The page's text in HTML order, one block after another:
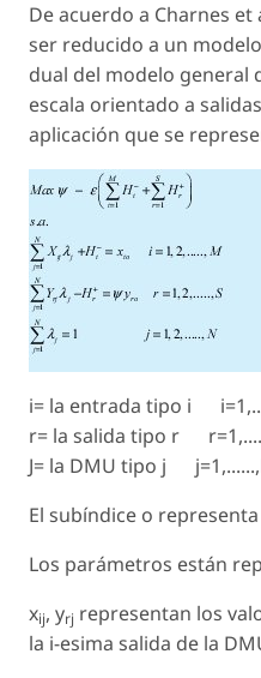
De acuerdo a Charnes
ser reducido a un
dual del modelo general
escala orientado a
aplicación que se
i= la entrada tipo i
r= la salida tipo r
J= la DMU tipo j
El subíndice o
Los parámetros están
xij, yrj representan los
la i-esima salida de la